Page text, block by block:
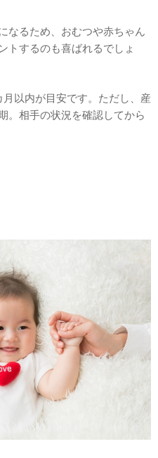
なるため、おむつや赤ちゃん
トするのも喜ばれるでしょ
以内が目安です。ただし、産
。相手の状況を確認してから